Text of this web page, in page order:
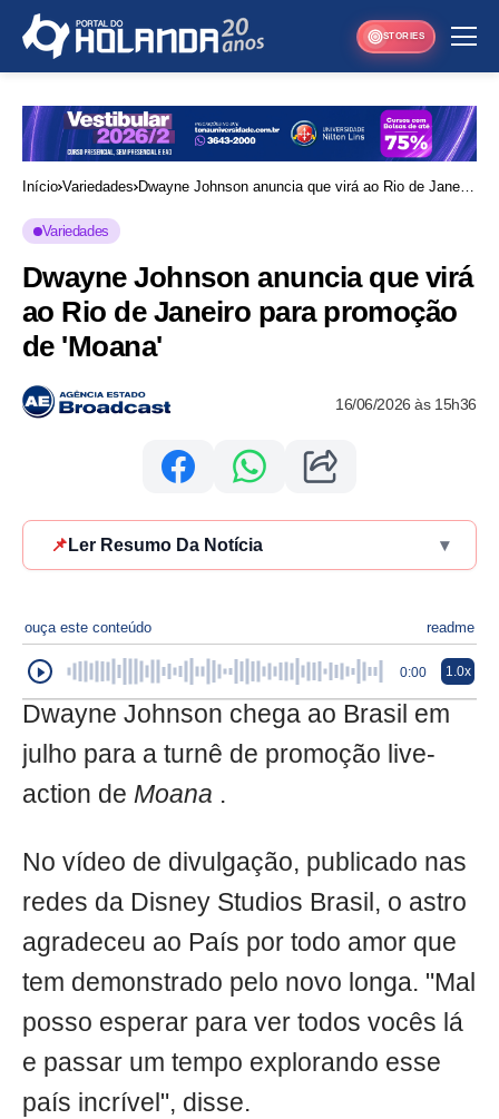
STORIES
Início Variedades Dwayne Johnson anuncia que virá ao Rio de Janeiro
Variedades
Dwayne Johnson anuncia que virá
ao Rio de Janeiro para promoção
de 'Moana'
16/06/2026 às 15h36
📌 Ler Resumo Da Notícia ▾
ouça este conteúdo readme
0:00 1.0x
Dwayne Johnson chega ao Brasil em
julho para a turnê de promoção live-
action de Moana .
No vídeo de divulgação, publicado nas
redes da Disney Studios Brasil, o astro
agradeceu ao País por todo amor que
tem demonstrado pelo novo longa. "Mal
posso esperar para ver todos vocês lá
e passar um tempo explorando esse
país incrível", disse.